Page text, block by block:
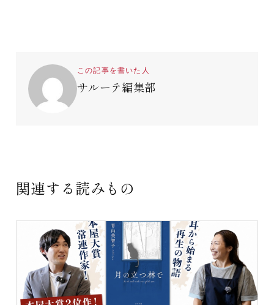
この記事を書いた人
サルーテ編集部
関連する読みもの